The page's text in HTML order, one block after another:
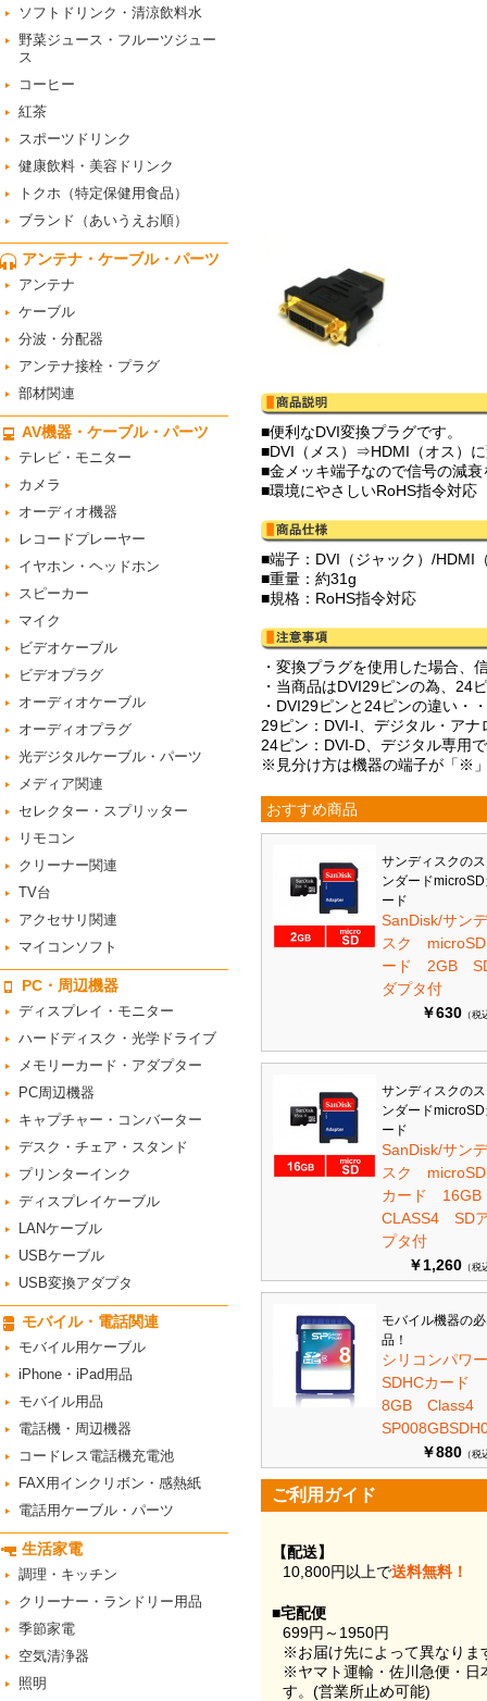
ソフトドリンク・清涼飲料水
野菜ジュース・フルーツジュー
ス
コーヒー
紅茶
スポーツドリンク
健康飲料・美容ドリンク
トクホ（特定保健用食品）
ブランド（あいうえお順）
アンテナ・ケーブル・パーツ
アンテナ
ケーブル
分波・分配器
アンテナ接栓・プラグ
部材関連
AV機器・ケーブル・パーツ
テレビ・モニター
カメラ
オーディオ機器
レコードプレーヤー
イヤホン・ヘッドホン
スピーカー
マイク
ビデオケーブル
ビデオプラグ
オーディオケーブル
オーディオプラグ
光デジタルケーブル・パーツ
メディア関連
セレクター・スプリッター
リモコン
クリーナー関連
TV台
アクセサリ関連
マイコンソフト
PC・周辺機器
ディスプレイ・モニター
ハードディスク・光学ドライブ
メモリーカード・アダプター
PC周辺機器
キャプチャー・コンバーター
デスク・チェア・スタンド
プリンターインク
ディスプレイケーブル
LANケーブル
USBケーブル
USB変換アダプタ
モバイル・電話関連
モバイル用ケーブル
iPhone・iPad用品
モバイル用品
電話機・周辺機器
コードレス電話機充電池
FAX用インクリボン・感熱紙
電話用ケーブル・パーツ
生活家電
調理・キッチン
クリーナー・ランドリー用品
季節家電
空気清浄器
照明
■便利なDVI変換プラグです。
■DVI（メス）⇒HDMI（オス）
■金メッキ端子なので信号の減
■環境にやさしいRoHS指令対応
■端子：DVI（ジャック）/HDMI
■重量：約31g
■規格：RoHS指令対応
・変換プラグを使用した場合、
・当商品はDVI29ピンの為、24
・DVI29ピンと24ピンの違い・
29ピン：DVI-I、デジタル・アナ
24ピン：DVI-D、デジタル専用
※見分け方は機器の端子が「※
おすすめ商品
サンディスクの
ンダード
ード
SanDisk/サン
スク
ード 2GB
ダプタ付
￥630 （税
サンディスクの
ンダード
ード
SanDisk/サン
スク
カード
CLASS4 SD
プタ付
￥1,260 （税
モバイル機器の
品！
シリコンパ
SDHCカード
8GB
￥880 （税
ご利用ガイド
【配送】
10,800円以上で送料無料！
■宅配便
699円～1950円
※お届け先によって異なりま
※ヤマト運輸・佐川急便・日
す。(営業所止め可能)